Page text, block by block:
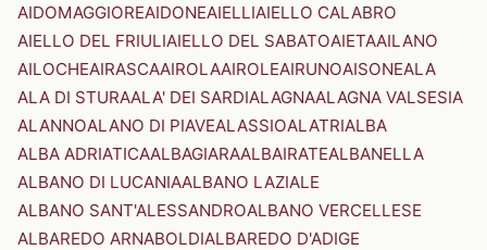
AIDOMAGGIOREAIDONEAIELLIAIELLO CALABRO
AIELLO DEL FRIULIAIELLO DEL SABATOAIETAAILANO
AILOCHEAIRASCAAIROLAAIROLEAIRUNOAISONEALA
ALA DI STURAALA' DEI SARDIALAGNAALAGNA VALSESIA
ALANNOALANO DI PIAVEALASSIOALATRIALBA
ALBA ADRIATICAALBAGIARAALBAIRATEALBANELLA
ALBANO DI LUCANIAALBANO LAZIALE
ALBANO SANT'ALESSANDROALBANO VERCELLESE
ALBAREDO ARNABOLDIALBAREDO D'ADIGE